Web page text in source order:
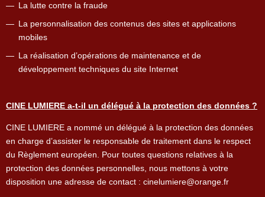
La lutte contre la fraude
La personnalisation des contenus des sites et applications
mobiles
La réalisation d’opérations de maintenance et de
développement techniques du site Internet
CINE LUMIERE a-t-il un délégué à la protection des données ?
CINE LUMIERE a nommé un délégué à la protection des données
en charge d’assister le responsable de traitement dans le respect
du Règlement européen. Pour toutes questions relatives à la
protection des données personnelles, nous mettons à votre
disposition une adresse de contact : cinelumiere@orange.fr